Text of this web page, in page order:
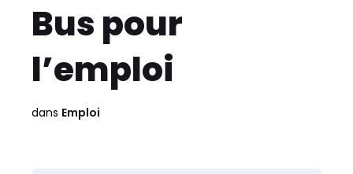
Bus pour
l’emploi
dans Emploi